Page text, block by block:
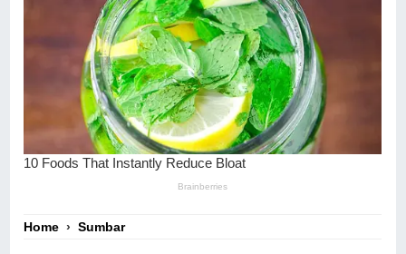
Home ›Sumbar